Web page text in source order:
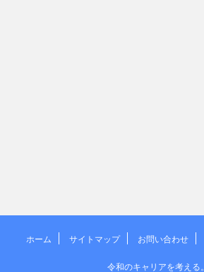
ホーム サイトマップ お問い合わせ
令和のキャリアを考える。